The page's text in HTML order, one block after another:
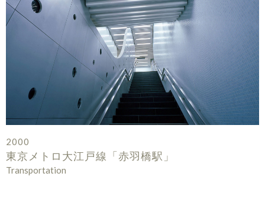
2000
東京メトロ大江戸線「赤羽橋駅」
Transportation